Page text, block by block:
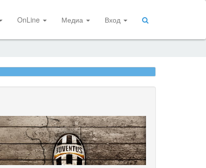
OnLine Медиа Вход